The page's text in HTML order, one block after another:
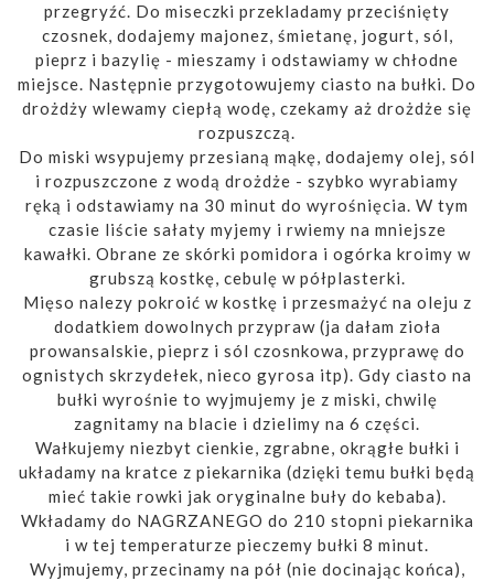
przegryźć. Do miseczki przekladamy przeciśnięty
czosnek, dodajemy majonez, śmietanę, jogurt, sól,
pieprz i bazylię - mieszamy i odstawiamy w chłodne
miejsce. Następnie przygotowujemy ciasto na bułki. Do
drożdży wlewamy ciepłą wodę, czekamy aż drożdże się
rozpuszczą.
Do miski wsypujemy przesianą mąkę, dodajemy olej, sól
i rozpuszczone z wodą drożdże - szybko wyrabiamy
ręką i odstawiamy na 30 minut do wyrośnięcia. W tym
czasie liście sałaty myjemy i rwiemy na mniejsze
kawałki. Obrane ze skórki pomidora i ogórka kroimy w
grubszą kostkę, cebulę w półplasterki.
Mięso nalezy pokroić w kostkę i przesmażyć na oleju z
dodatkiem dowolnych przypraw (ja dałam zioła
prowansalskie, pieprz i sól czosnkowa, przyprawę do
ognistych skrzydełek, nieco gyrosa itp). Gdy ciasto na
bułki wyrośnie to wyjmujemy je z miski, chwilę
zagnitamy na blacie i dzielimy na 6 części.
Wałkujemy niezbyt cienkie, zgrabne, okrągłe bułki i
układamy na kratce z piekarnika (dzięki temu bułki będą
mieć takie rowki jak oryginalne buły do kebaba).
Wkładamy do NAGRZANEGO do 210 stopni piekarnika
i w tej temperaturze pieczemy bułki 8 minut.
Wyjmujemy, przecinamy na pół (nie docinając końca),